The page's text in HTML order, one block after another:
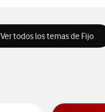
Ver todos los temas de Fijo